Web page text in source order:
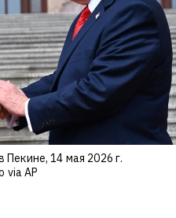
14 мая 2026 г.
via AP